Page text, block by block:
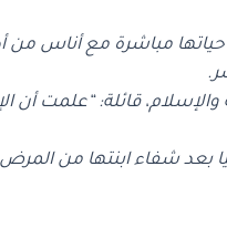
حياتها مباشرة مع
قائلة: “علمت
بعد شفاء ابنتها من